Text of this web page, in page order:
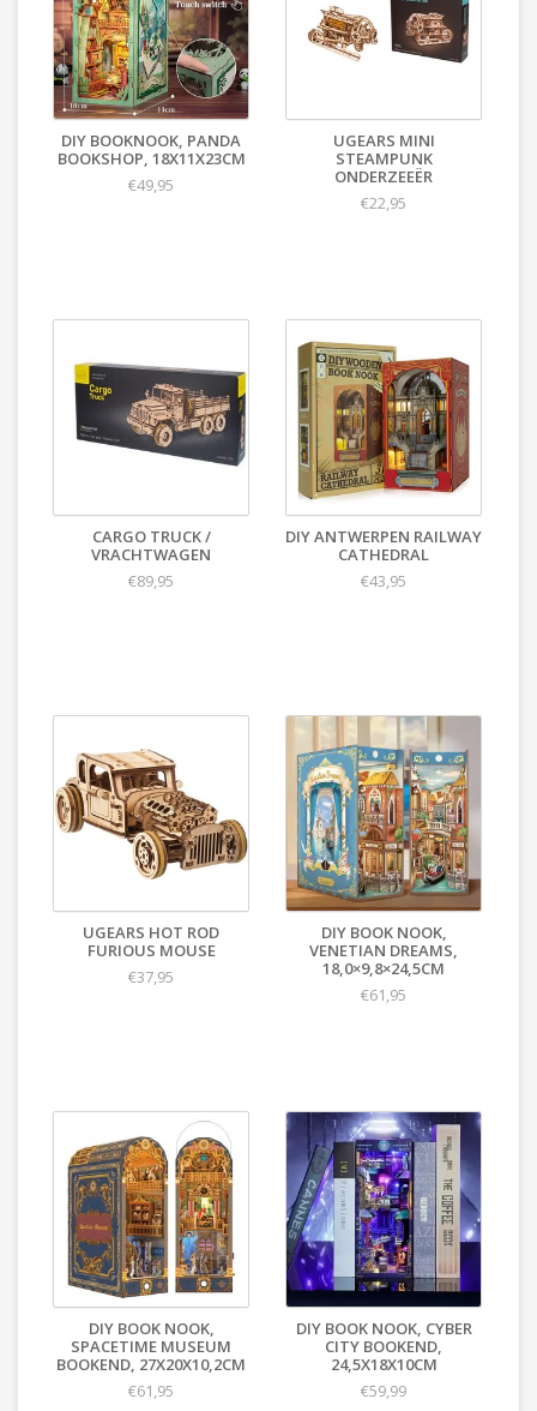
DIY BOOKNOOK, PANDA
BOOKSHOP, 18X11X23CM
€49,95
UGEARS MINI
STEAMPUNK
ONDERZEEËR
€22,95
CARGO TRUCK /
VRACHTWAGEN
€89,95
DIY ANTWERPEN RAILWAY
CATHEDRAL
€43,95
UGEARS HOT ROD
FURIOUS MOUSE
€37,95
DIY BOOK NOOK,
VENETIAN DREAMS,
18,0×9,8×24,5CM
€61,95
DIY BOOK NOOK,
SPACETIME MUSEUM
BOOKEND, 27X20X10,2CM
€61,95
DIY BOOK NOOK, CYBER
CITY BOOKEND,
24,5X18X10CM
€59,99